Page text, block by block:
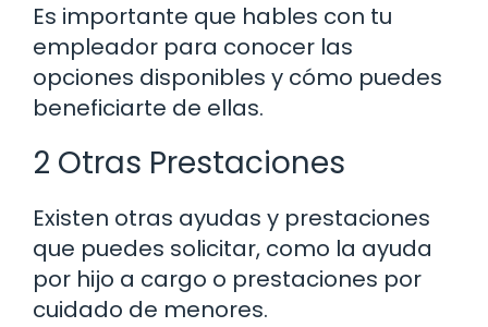
Es importante que hables con tu
empleador para conocer las
opciones disponibles y cómo puedes
beneficiarte de ellas.
2 Otras Prestaciones
Existen otras ayudas y prestaciones
que puedes solicitar, como la ayuda
por hijo a cargo o prestaciones por
cuidado de menores.